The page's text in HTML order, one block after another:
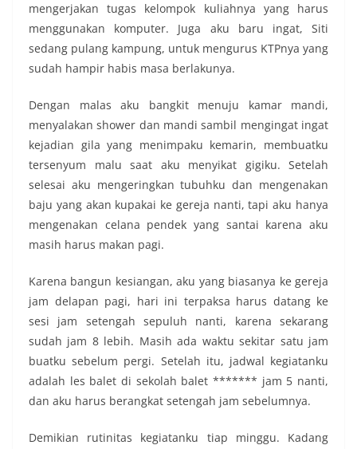
mengerjakan tugas kelompok kuliahnya yang harus
menggunakan komputer. Juga aku baru ingat, Siti
sedang pulang kampung, untuk mengurus KTPnya yang
sudah hampir habis masa berlakunya.
Dengan malas aku bangkit menuju kamar mandi,
menyalakan shower dan mandi sambil mengingat ingat
kejadian gila yang menimpaku kemarin, membuatku
tersenyum malu saat aku menyikat gigiku. Setelah
selesai aku mengeringkan tubuhku dan mengenakan
baju yang akan kupakai ke gereja nanti, tapi aku hanya
mengenakan celana pendek yang santai karena aku
masih harus makan pagi.
Karena bangun kesiangan, aku yang biasanya ke gereja
jam delapan pagi, hari ini terpaksa harus datang ke
sesi jam setengah sepuluh nanti, karena sekarang
sudah jam 8 lebih. Masih ada waktu sekitar satu jam
buatku sebelum pergi. Setelah itu, jadwal kegiatanku
adalah les balet di sekolah balet ******* jam 5 nanti,
dan aku harus berangkat setengah jam sebelumnya.
Demikian rutinitas kegiatanku tiap minggu. Kadang